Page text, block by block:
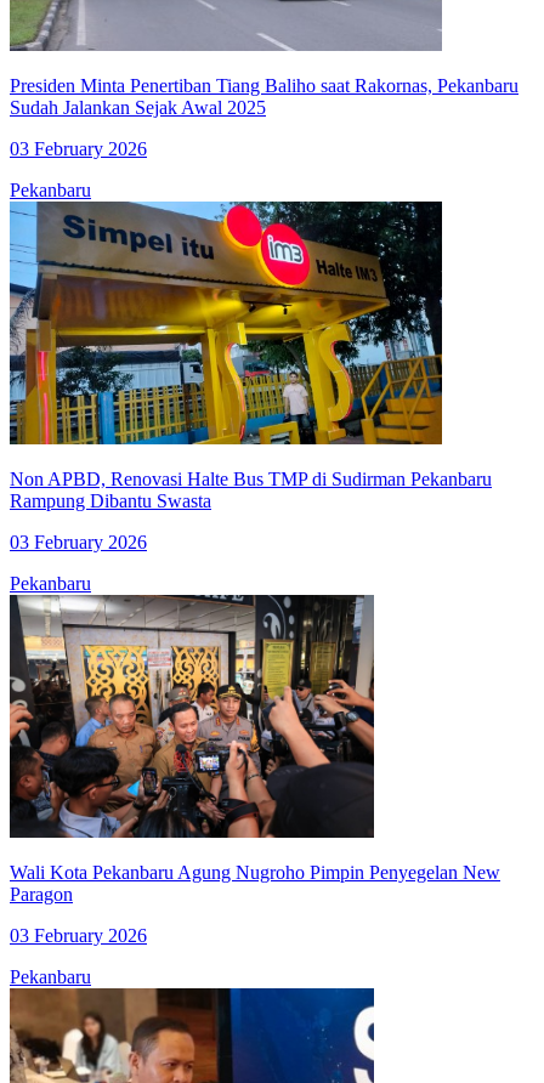
Presiden Minta Penertiban Tiang Baliho saat Rakornas, Pekanbaru
Sudah Jalankan Sejak Awal 2025
03 February 2026
Pekanbaru
Non APBD, Renovasi Halte Bus TMP di Sudirman Pekanbaru
Rampung Dibantu Swasta
03 February 2026
Pekanbaru
Wali Kota Pekanbaru Agung Nugroho Pimpin Penyegelan New
Paragon
03 February 2026
Pekanbaru